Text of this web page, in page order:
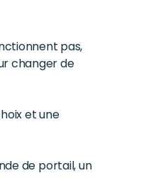
pas,
changer de
et une
de portail, un